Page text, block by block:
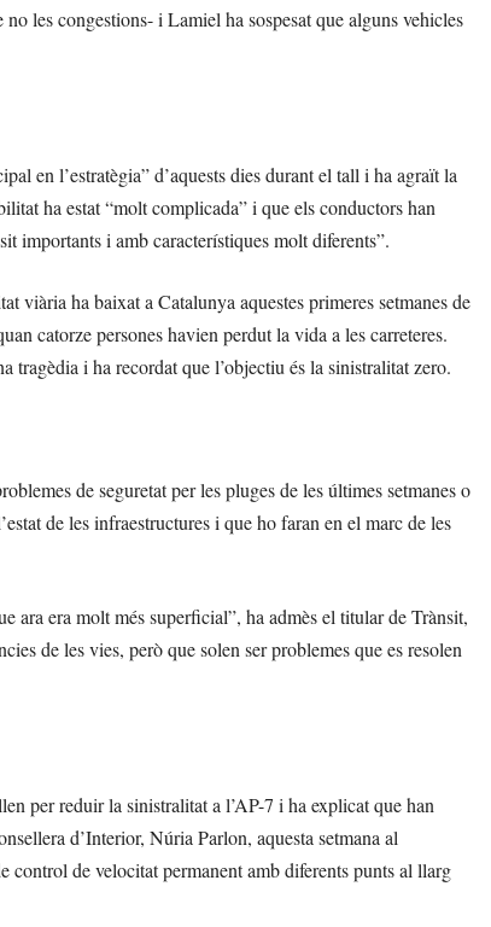
les congestions- i Lamiel ha sospesat que alguns vehicles
en l’estratègia” d’aquests dies durant el tall i ha agraït la
ha estat “molt complicada” i que els conductors han
importants i amb característiques molt diferents”.
viària ha baixat a Catalunya aquestes primeres setmanes de
catorze persones havien perdut la vida a les carreteres.
tragèdia i ha recordat que l’objectiu és la sinistralitat zero.
de seguretat per les pluges de les últimes setmanes o
de les infraestructures i que ho faran en el marc de les
ara era molt més superficial”, ha admès el titular de Trànsit,
de les vies, però que solen ser problemes que es resolen
per reduir la sinistralitat a l’AP-7 i ha explicat que han
d’Interior, Núria Parlon, aquesta setmana al
control de velocitat permanent amb diferents punts al llarg